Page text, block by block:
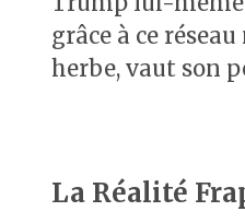
grâce à ce
herbe, vaut son
La Réalité